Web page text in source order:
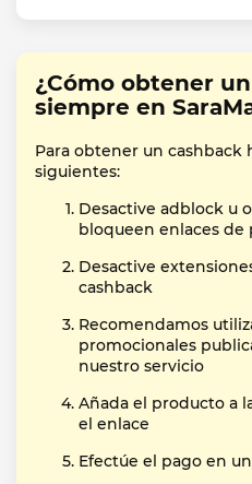
¿Cómo obtener
siempre en
Para obtener un cashback
siguientes:
Desactive adblock u
bloqueen enlaces de
Desactive
cashback
Recomendamos
promocionales
nuestro servicio
Añada el producto a
el enlace
Efectúe el pago en